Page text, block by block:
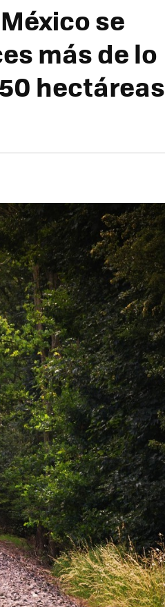
se
más de lo
hectáreas